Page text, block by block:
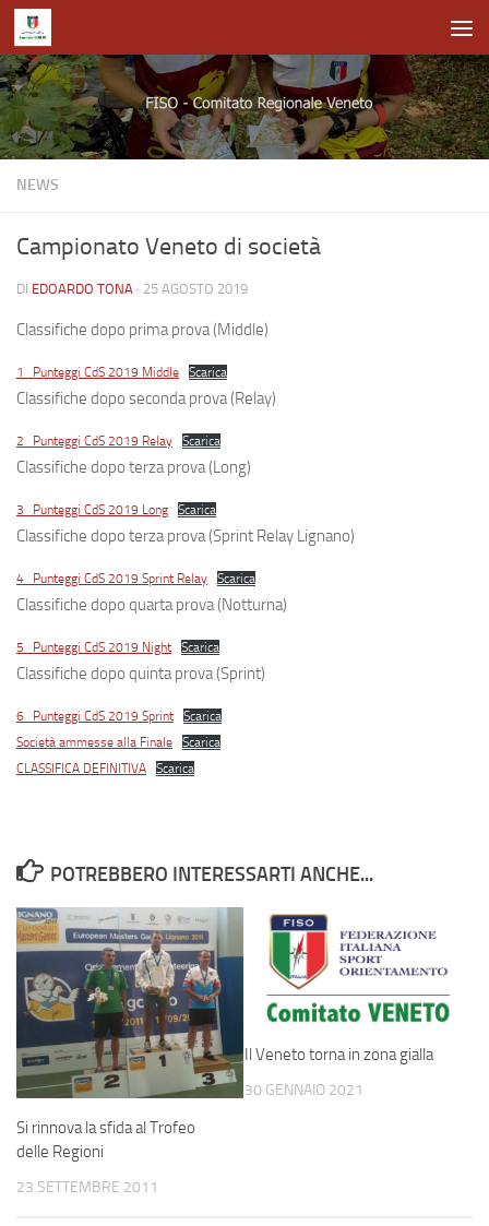
Salta al contenuto
NEWS
Campionato Veneto di società
DI EDOARDO TONA · 25 AGOSTO 2019
Classifiche dopo prima prova (Middle)
1_Punteggi CdS 2019 Middle Scarica
Classifiche dopo seconda prova (Relay)
2_Punteggi CdS 2019 Relay Scarica
Classifiche dopo terza prova (Long)
3_Punteggi CdS 2019 Long Scarica
Classifiche dopo terza prova (Sprint Relay Lignano)
4_Punteggi CdS 2019 Sprint Relay Scarica
Classifiche dopo quarta prova (Notturna)
5_Punteggi CdS 2019 Night Scarica
Classifiche dopo quinta prova (Sprint)
6_Punteggi CdS 2019 Sprint
Scarica
Società ammesse alla Finale
Scarica
CLASSIFICA DEFINITIVA
Scarica
POTREBBERO INTERESSARTI ANCHE...
Si rinnova la sfida al Trofeo
delle Regioni
23 SETTEMBRE 2011
Il Veneto torna in zona gialla
30 GENNAIO 2021